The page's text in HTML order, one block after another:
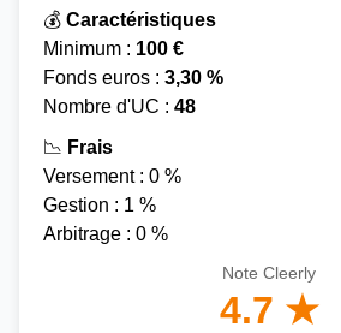
💰 Caractéristiques
Minimum : 100 €
Fonds euros : 3,30 %
Nombre d'UC : 48
📉 Frais
Versement : 0 %
Gestion : 1 %
Arbitrage : 0 %
Note Cleerly
4.7 ★